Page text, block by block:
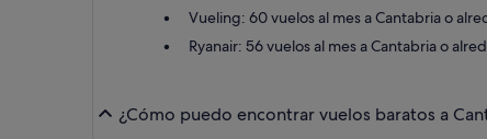
Vueling: 60 vuelos al mes a Cantabria o
Ryanair: 56 vuelos al mes a Cantabria o
¿Cómo puedo encontrar vuelos baratos a